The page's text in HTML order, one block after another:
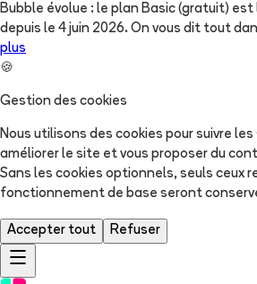
Bubble évolue : le plan Basic (gratuit)
depuis le 4 juin 2026. On vous dit tout
plus
🍪
Gestion des cookies
Nous utilisons des cookies pour suivre
améliorer le site et vous proposer du
Sans les cookies optionnels, seuls ceux
fonctionnement de base seront
Accepter tout Refuser